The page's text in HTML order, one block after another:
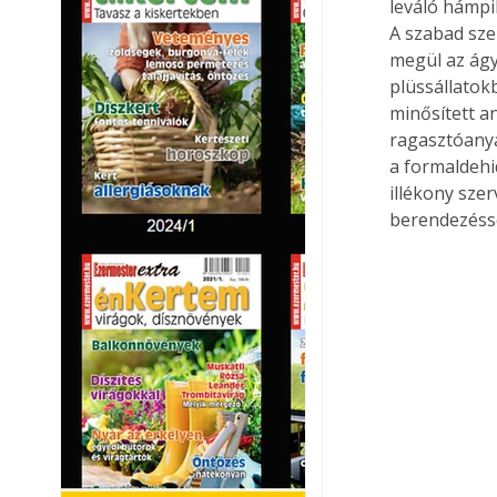
leváló
A szabad
megül az
minősített
a
illékony